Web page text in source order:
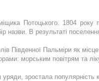
Потоцького. 1804
назви. В результаті
Південної Пальміри як
морським повітрям та
зростала популярність